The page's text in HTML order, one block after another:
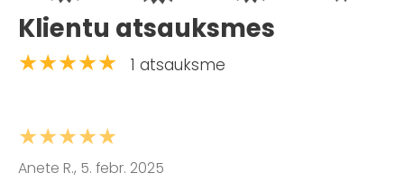
Klientu atsauksmes
★★★★★ 1 atsauksme
★★★★★
Anete R., 5. febr. 2025